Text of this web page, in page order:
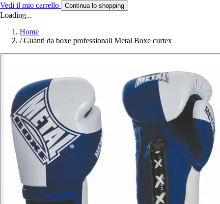
Vedi il mio carrello Continua lo shopping
Loading...
Home
/ Guanti da boxe professionali Metal Boxe curtex